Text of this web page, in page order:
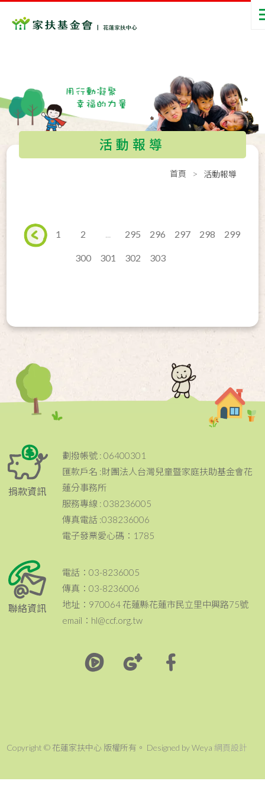
活動報導
首頁 活動報導
1 2 295 296 297 298 299
300 301 302 303
捐款資訊
劃撥帳號 : 06400301
匯款戶名 :財團法人台灣兒童暨家庭扶助基金會花
蓮分事務所
服務專線 : 038236005
傳真電話 :038236006
電子發票愛心碼：1785
聯絡資訊
電話：03-8236005
傳真：03-8236006
地址：970064 花蓮縣花蓮市民立里中興路75號
email：hl@ccf.org.tw
Copyright © 花蓮家扶中心 版權所有。 Designed by Weya 網頁設計